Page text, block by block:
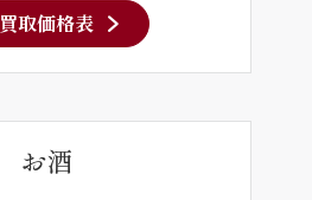
買取価格表
お酒